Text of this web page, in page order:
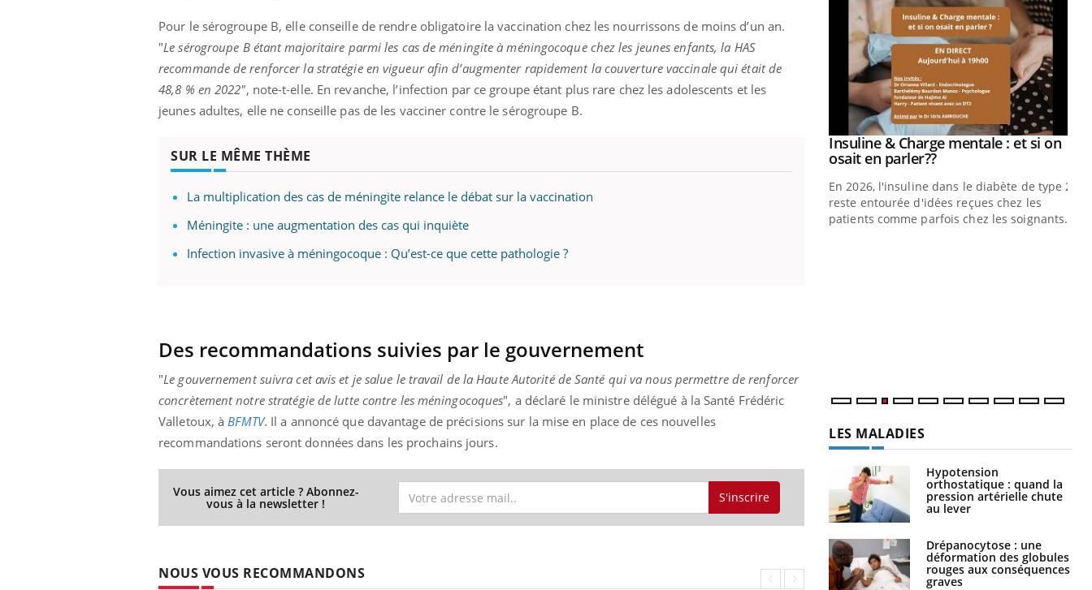
Pour le sérogroupe B, elle conseille de rendre obligatoire la vaccination chez les nourrissons de moins d’un an.
"Le sérogroupe B étant majoritaire parmi les cas de méningite à méningocoque chez les jeunes enfants, la HAS
recommande de renforcer la stratégie en vigueur afin d’augmenter rapidement la couverture vaccinale qui était de
48,8 % en 2022", note-t-elle. En revanche, l’infection par ce groupe étant plus rare chez les adolescents et les
jeunes adultes, elle ne conseille pas de les vacciner contre le sérogroupe B.
SUR LE MÊME THÈME
La multiplication des cas de méningite relance le débat sur la vaccination
Méningite : une augmentation des cas qui inquiète
Infection invasive à méningocoque : Qu’est-ce que cette pathologie ?
Des recommandations suivies par le gouvernement
"Le gouvernement suivra cet avis et je salue le travail de la Haute Autorité de Santé qui va nous permettre de renforcer
concrètement notre stratégie de lutte contre les méningocoques", a déclaré le ministre délégué à la Santé Frédéric
Valletoux, àBFMTV. Il a annoncé que davantage de précisions sur la mise en place de ces nouvelles
recommandations seront données dans les prochains jours.
Vous aimez cet article ? Abonnez-
vous à la newsletter ! S'inscrire
NOUS VOUS RECOMMANDONS
Eczéma Chronique des Mains :
expliquer ma maladieYoutube
d'autres non ! D'un côté, poser des
questions sur la maladie d'un proche c'est
même alopécie… Les symptômes de la
carence en fer sont multiples ce qui la rend
Youtube
Insuline & Charge mentale : et si on
osait en parler??Youtube
En 2026, l'insuline dans le diabète de type 2
reste entourée d'idées reçues chez les
patients comme parfois chez les soignants.
LES MALADIES
Hypotension
orthostatique : quand la
pression artérielle chute
au lever
Drépanocytose : une
déformation des globules
rouges aux conséquences
graves